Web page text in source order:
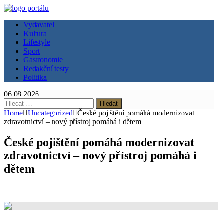
Vydavatel
Kultura
Lifestyle
Sport
Gastronomie
Redakční testy
Politika
06.08.2026
Vyhledávání
Home Uncategorized
České pojištění pomáhá modernizovat
zdravotnictví – nový přístroj pomáhá i dětem
České pojištění pomáhá modernizovat
zdravotnictví – nový přístroj pomáhá i
dětem